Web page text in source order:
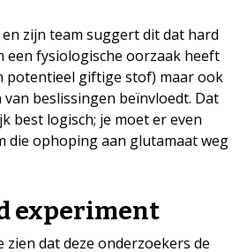
zijn team suggert dit dat hard
een fysiologische oorzaak heeft
potentieel giftige stof) maar ook
beslissingen beïnvloedt. Dat
best logisch; je moet er even
die ophoping aan glutamaat weg
experiment
zien dat deze onderzoekers de